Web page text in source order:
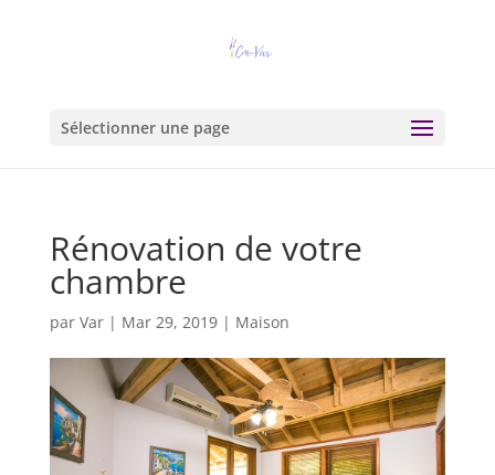
Sélectionner une page
Rénovation de votre
chambre
par Var| Mar 29, 2019| Maison